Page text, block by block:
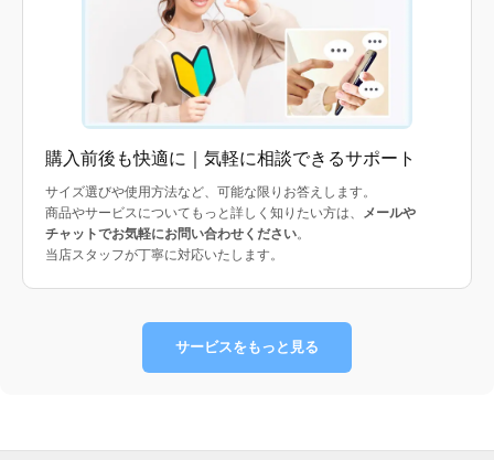
購入前後も快適に｜気軽に相談できるサポート
サイズ選びや使用方法など、可能な限りお答えします。
商品やサービスについてもっと詳しく知りたい方は、
メールや
チャットでお気軽にお問い合わせください。
当店スタッフが丁寧に対応いたします。
サービスをもっと見る